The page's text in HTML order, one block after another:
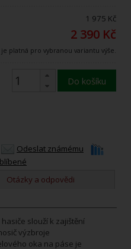
1 975 Kč
2 390 Kč
platná pro vybranou variantu výše.
Do košíku
Odeslat známému
Otázky a odpovědi
slouží k zajištění
výzbroje
oka na páse je